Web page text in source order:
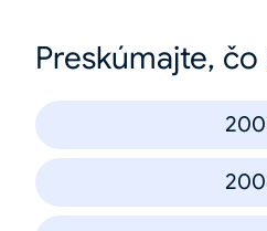
Preskúmajte,